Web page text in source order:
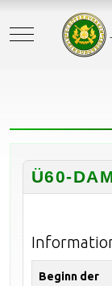
Mobile Menu
Ü60-
Beginn der